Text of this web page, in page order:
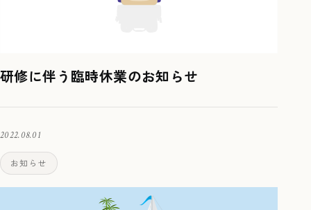
研修に伴う臨時休業のお知らせ
2022.08.01
お知らせ